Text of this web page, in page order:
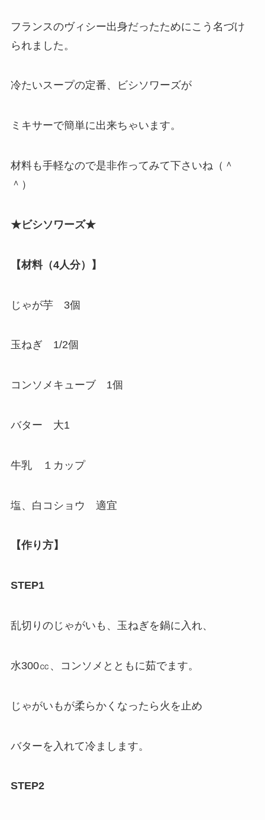
フランスのヴィシー出身だったためにこう名づけ
られました。
冷たいスープの定番、ビシソワーズが
ミキサーで簡単に出来ちゃいます。
材料も手軽なので是非作ってみて下さいね（＾
＾）
★ビシソワーズ★
【材料（4人分）】
じゃが芋 3個
玉ねぎ 1/2個
コンソメキューブ 1個
バター 大1
牛乳 １カップ
塩、白コショウ 適宜
【作り方】
STEP1
乱切りのじゃがいも、玉ねぎを鍋に入れ、
水300㏄、コンソメとともに茹でます。
じゃがいもが柔らかくなったら火を止め
バターを入れて冷まします。
STEP2